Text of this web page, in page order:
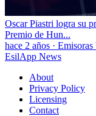
Oscar Piastri logra su
Premio de Hun...
hace 2 años · Emisoras
EsilApp News
About
Privacy Policy
Licensing
Contact